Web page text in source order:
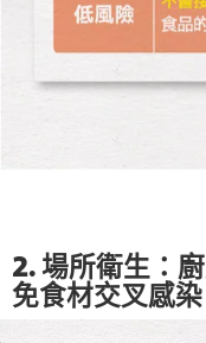
2. 場所衛生：
免食材交叉感染